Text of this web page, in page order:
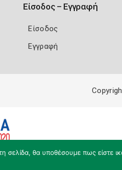
Είσοδος – Εγγραφή
Είσοδος
Εγγραφή
σελίδα, θα υποθέσουμε πως είστε